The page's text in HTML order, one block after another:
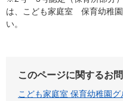
は、こども家庭室 保育幼稚
い。
このページに関するお
こども家庭室 保育幼稚園グ